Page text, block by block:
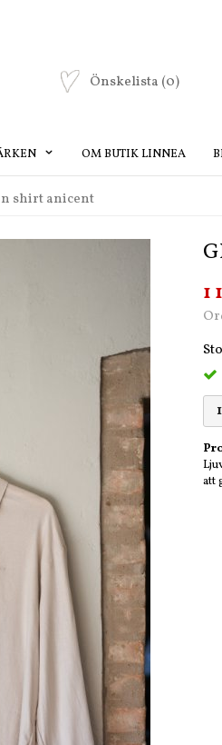
Önskelista (0)
OM BUTIK LINNEA
shirt anicent
1
att